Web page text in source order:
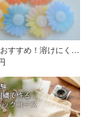
すすめ！溶けにくい
キャンドルの作り方